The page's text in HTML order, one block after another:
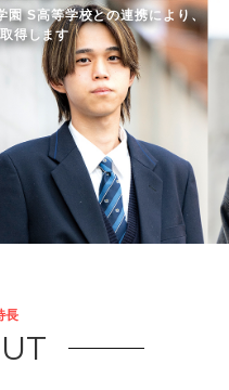
園 S高等学校との連携により、
得します
長